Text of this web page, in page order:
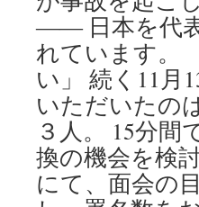
―― 日本を代
れています。
い」 続く11月
いただいたの
３人。 15分間
換の機会を検
にて、面会の